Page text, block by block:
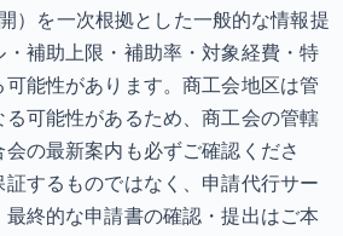
）を一次根拠とした一般的な情報提
補助上限・補助率・対象経費・特
能性があります。商工会地区は管
可能性があるため、商工会の管轄
の最新案内も必ずご確認くださ
するものではなく、申請代行サー
最終的な申請書の確認・提出はご本